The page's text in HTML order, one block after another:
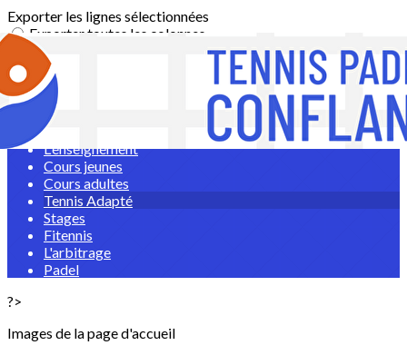
Exporter les lignes sélectionnées
Exporter toutes les colonnes
Exporter uniquement les colonnes affichées
Menu
<
L'enseignement
Cours jeunes
Cours adultes
Tennis Adapté
Stages
Fitennis
L'arbitrage
Padel
?>
Images de la page d'accueil